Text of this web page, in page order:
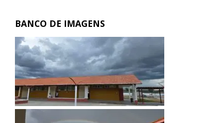
BANCO DE IMAGENS